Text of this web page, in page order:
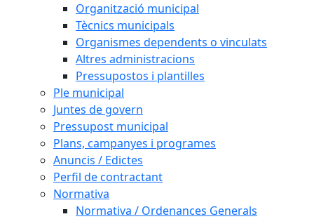
Organització municipal
Tècnics municipals
Organismes dependents o vinculats
Altres administracions
Pressupostos i plantilles
Ple municipal
Juntes de govern
Pressupost municipal
Plans, campanyes i programes
Anuncis / Edictes
Perfil de contractant
Normativa
Normativa / Ordenances Generals